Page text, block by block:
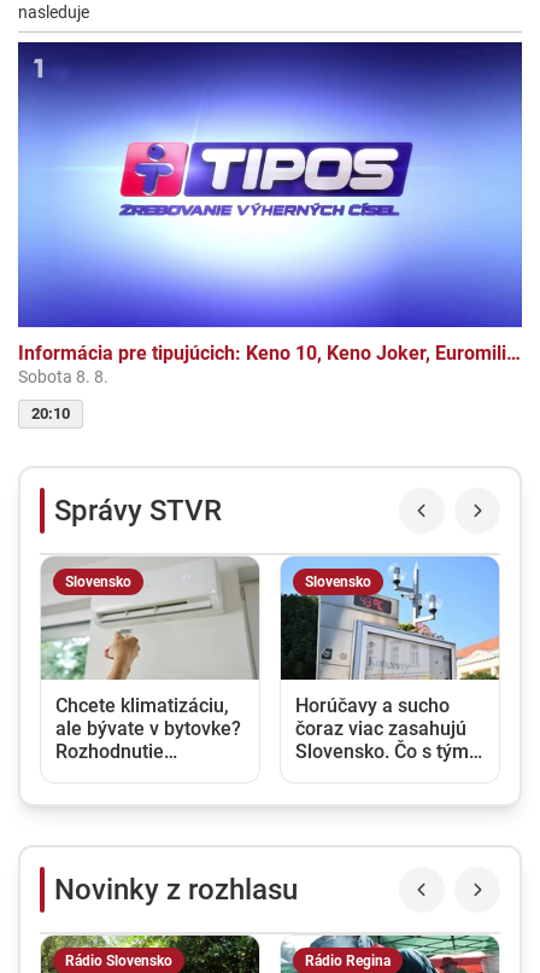
nasleduje
Informácia pre tipujúcich: Keno 10, Keno Joker, Euromilióny, Euromilióny Joker
Sobota 8. 8.
20:10
Správy STVR
Slovensko
Chcete klimatizáciu,
ale bývate v bytovke?
Rozhodnutie
Slovensko
Horúčavy a sucho
čoraz viac zasahujú
Slovensko. Čo s tým
Novinky z rozhlasu
Rádio Slovensko Rádio Regina